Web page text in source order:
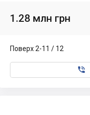
1.28 млн грн
Поверх 2-11 / 12
